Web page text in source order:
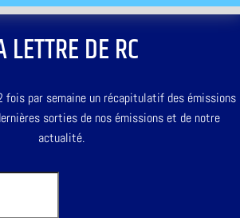
LETTRE DE RC
fois par semaine un récapitulatif des émissions
sorties de nos émissions et de notre
actualité.